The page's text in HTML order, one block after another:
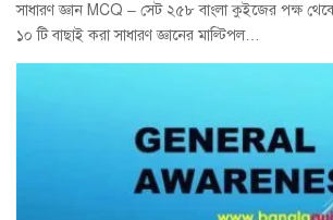
সাধারণ জ্ঞান MCQ – সেট ২৫৮ বাংলা কুইজের পক্ষ
১০ টি বাছাই করা সাধারণ জ্ঞানের মাল্টিপল…